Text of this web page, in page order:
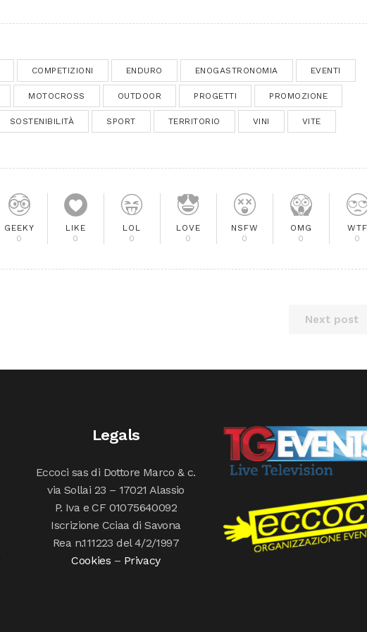
COMPETIZIONI ENDURO ENOGASTRONOMIA EVENTI
MOTOCROSS OUTDOOR PROGETTI PROMOZIONE
SOSTENIBILITÀ SPORT TERRITORIO VINI VITE
GEEKY
0
LIKE
0
LOL
0
LOVE
0
NSFW
0
OMG
0
WTF
0
Next post
Legals
Eccoci sas di Dottore Marco & c.
via Sollai 23 – 17021 Alassio
P. Iva e CF 01075640092
Iscrizione Cciaa di Savona
Rea n.111223 del 4/2/1997
Cookies – Privacy